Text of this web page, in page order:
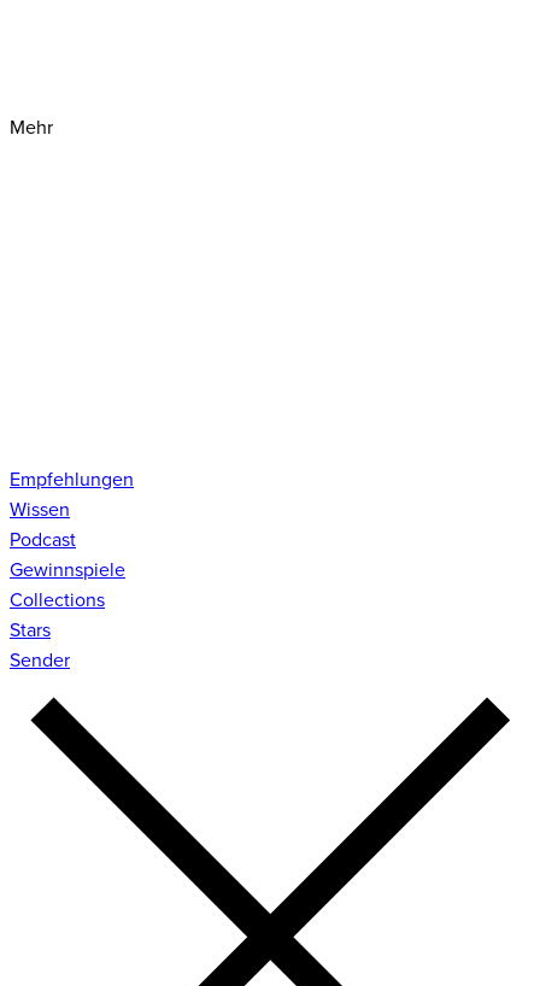
Mehr
Empfehlungen
Wissen
Podcast
Gewinnspiele
Collections
Stars
Sender